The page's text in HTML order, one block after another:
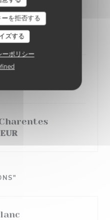
を拒否する
ズする
ーポリシー
Blanc